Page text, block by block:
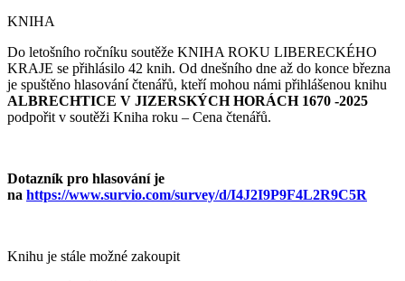
KNIHA
Do letošního ročníku soutěže KNIHA ROKU LIBERECKÉHO
KRAJE se přihlásilo 42 knih. Od dnešního dne až do konce března
je spuštěno hlasování čtenářů, kteří mohou námi přihlášenou knihu
ALBRECHTICE V JIZERSKÝCH HORÁCH 1670 -2025
podpořit v soutěži Kniha roku – Cena čtenářů.
Dotazník pro hlasování je
na https://www.survio.com/survey/d/I4J2I9P9F4L2R9C5R
Knihu je stále možné zakoupit